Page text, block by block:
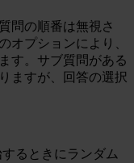
問の順番は無視さ
オプションにより、
す。サブ質問がある
ますが、回答の選択
るときにランダム